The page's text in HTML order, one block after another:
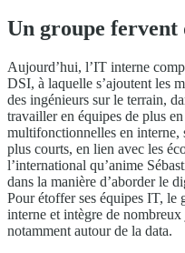
Un groupe
Aujourd’hui, l’IT interne
DSI, à laquelle s’ajoutent les
des ingénieurs sur le terrain,
travailler en équipes de plus
multifonctionnelles en interne,
plus courts, en lien avec les
l’international qu’anime
dans la manière d’aborder le
Pour étoffer ses équipes IT, le
interne et intègre de
notamment autour de la data.